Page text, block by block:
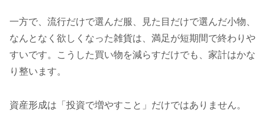
一方で、流行だけで選んだ服、見た目だけで選んだ小物、
なんとなく欲しくなった雑貨は、満足が短期間で終わりや
すいです。こうした買い物を減らすだけでも、家計はかな
り整います。
資産形成は「投資で増やすこと」だけではありません。